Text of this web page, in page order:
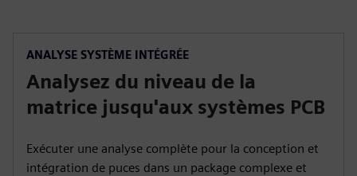
ANALYSE SYSTÈME INTÉGRÉE
Analysez du niveau de la
matrice jusqu'aux systèmes PCB
Exécuter une analyse complète pour la conception et
intégration de puces dans un package complexe et